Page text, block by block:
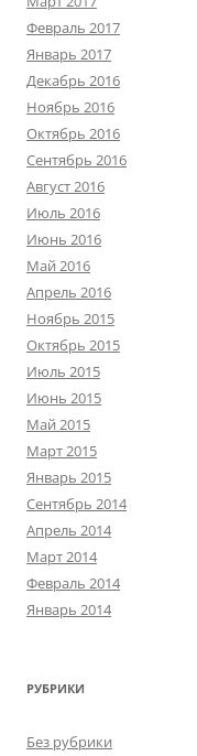
Февраль 2017
Январь 2017
Декабрь 2016
Ноябрь 2016
Октябрь 2016
Сентябрь 2016
Август 2016
Июль 2016
Июнь 2016
Май 2016
Апрель 2016
Ноябрь 2015
Октябрь 2015
Июль 2015
Июнь 2015
Май 2015
Март 2015
Январь 2015
Сентябрь 2014
Апрель 2014
Март 2014
Февраль 2014
Январь 2014
РУБРИКИ
Без рубрики